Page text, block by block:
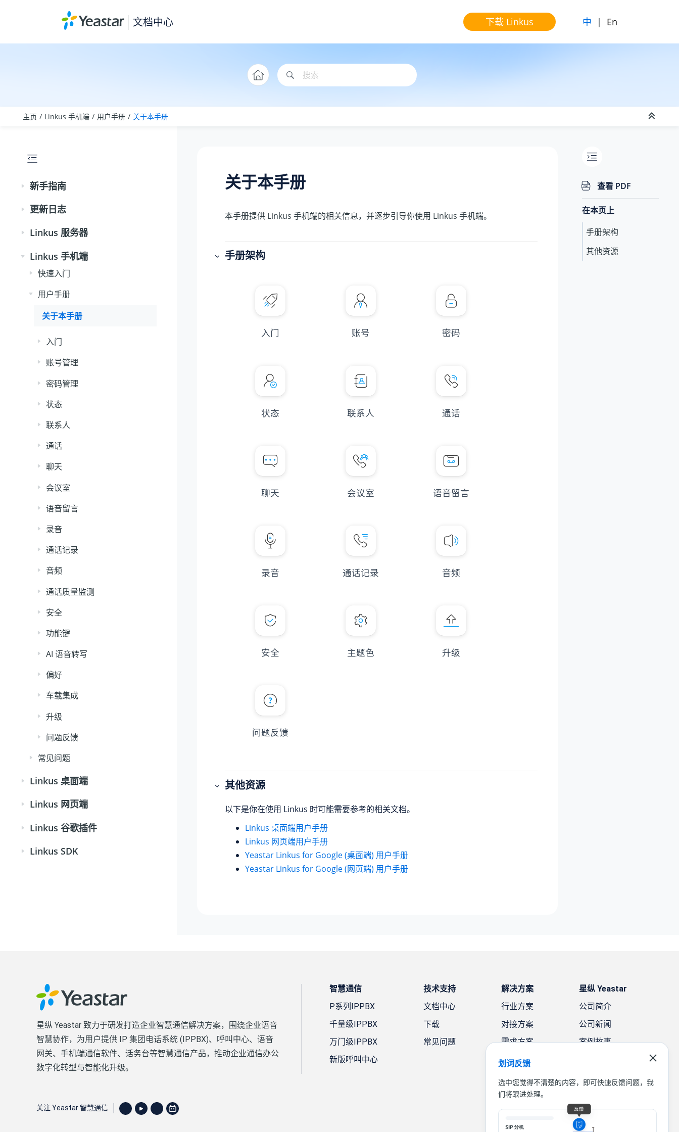
文档中心 下载 Linkus 中 | En
主页 Linkus 手机端 用户手册 关于本手册
新手指南
更新日志
Linkus 服务器
Linkus 手机端
快速入门
用户手册
关于本手册
入门
账号管理
密码管理
状态
联系人
通话
聊天
会议室
语音留言
录音
通话记录
音频
通话质量监测
安全
功能键
AI 语音转写
偏好
车载集成
升级
问题反馈
常见问题
Linkus 桌面端
Linkus 网页端
Linkus 谷歌插件
Linkus SDK
关于本手册
本手册提供 Linkus 手机端的相关信息，并逐步引导你使用 Linkus 手机端。
手册架构
入门 账号 密码
状态 联系人 通话
聊天 会议室 语音留言
录音 通话记录 音频
安全 主题色 升级
问题反馈
其他资源
以下是你在使用 Linkus 时可能需要参考的相关文档。
Linkus 桌面端用户手册
Linkus 网页端用户手册
Yeastar Linkus for Google (桌面端) 用户手册
Yeastar Linkus for Google (网页端) 用户手册
查看 PDF
在本页上
手册架构
其他资源
划词反馈
选中您觉得不清楚的内容，即可快速反馈问题，我
们将跟进处理。
星纵 Yeastar 致力于研发打造企业智慧通信解决方案，围绕企业语音
智慧协作，为用户提供 IP 集团电话系统 (IPPBX)、呼叫中心、语音
网关、手机端通信软件、话务台等智慧通信产品，推动企业通信办公
数字化转型与智能化升级。
智慧通信
P系列IPPBX
千量级IPPBX
万门级IPPBX
新版呼叫中心
技术支持
文档中心
下载
常见问题
解决方案
行业方案
对接方案
需求方案
星纵 Yeastar
公司简介
公司新闻
案例故事
关注 Yeastar 智慧通信